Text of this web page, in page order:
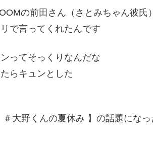
の前田さん（さとみちゃん彼氏）
で言ってくれたんです
ってそっくりなんだな
らキュンとした
＃大野くんの夏休み 】の話題にな